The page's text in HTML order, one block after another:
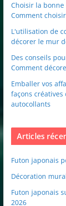
Choisir la
Comment
L'utilisation de
décorer le mur
Des conseils
Comment
Emballer vos
façons créatives
autocollants
Articles
Futon japonais
Décoration
Futon japonais
2026